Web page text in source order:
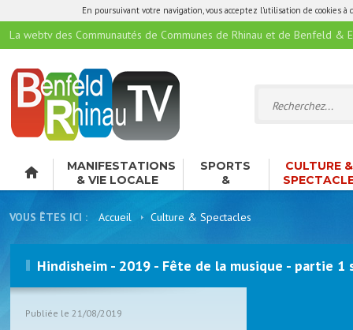
En poursuivant votre navigation, vous acceptez l'utilisation de cookies
La webtv des Communautés de Communes de Rhinau et de Benfeld &
MANIFESTATIONS
& VIE LOCALE
SPORTS
&
LOISIRS
CULTURE &
VOUS ÊTES ICI : Accueil Culture & Spectacles
Hindisheim - 2019 - Fête de la musique - partie 1
Publiée le 21/08/2019